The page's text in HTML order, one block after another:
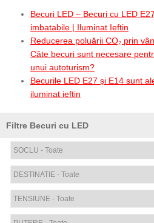
Becuri LED – Becuri cu LED
imbatabile | Iluminat Ieftin
Reducerea poluării CO₂ prin
Câte becuri sunt necesare
unui autoturism?
Becurile LED E27 și E14 sunt
iluminat ieftin
Filtre Becuri cu LED